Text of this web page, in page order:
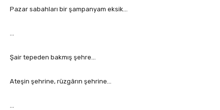
Pazar sabahları bir şampanyam eksik…
…
Şair tepeden bakmış şehre…
Ateşin şehrine, rüzgârın şehrine…
…